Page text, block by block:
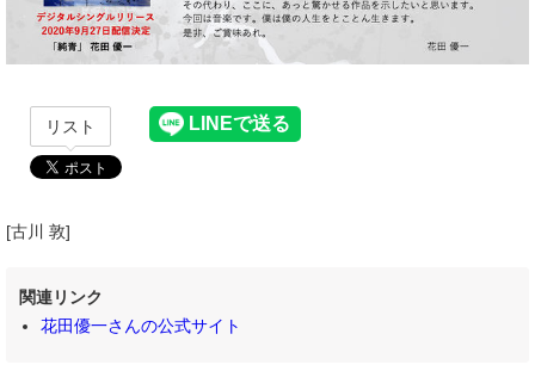
リスト
[古川 敦]
関連リンク
花田優一さんの公式サイト